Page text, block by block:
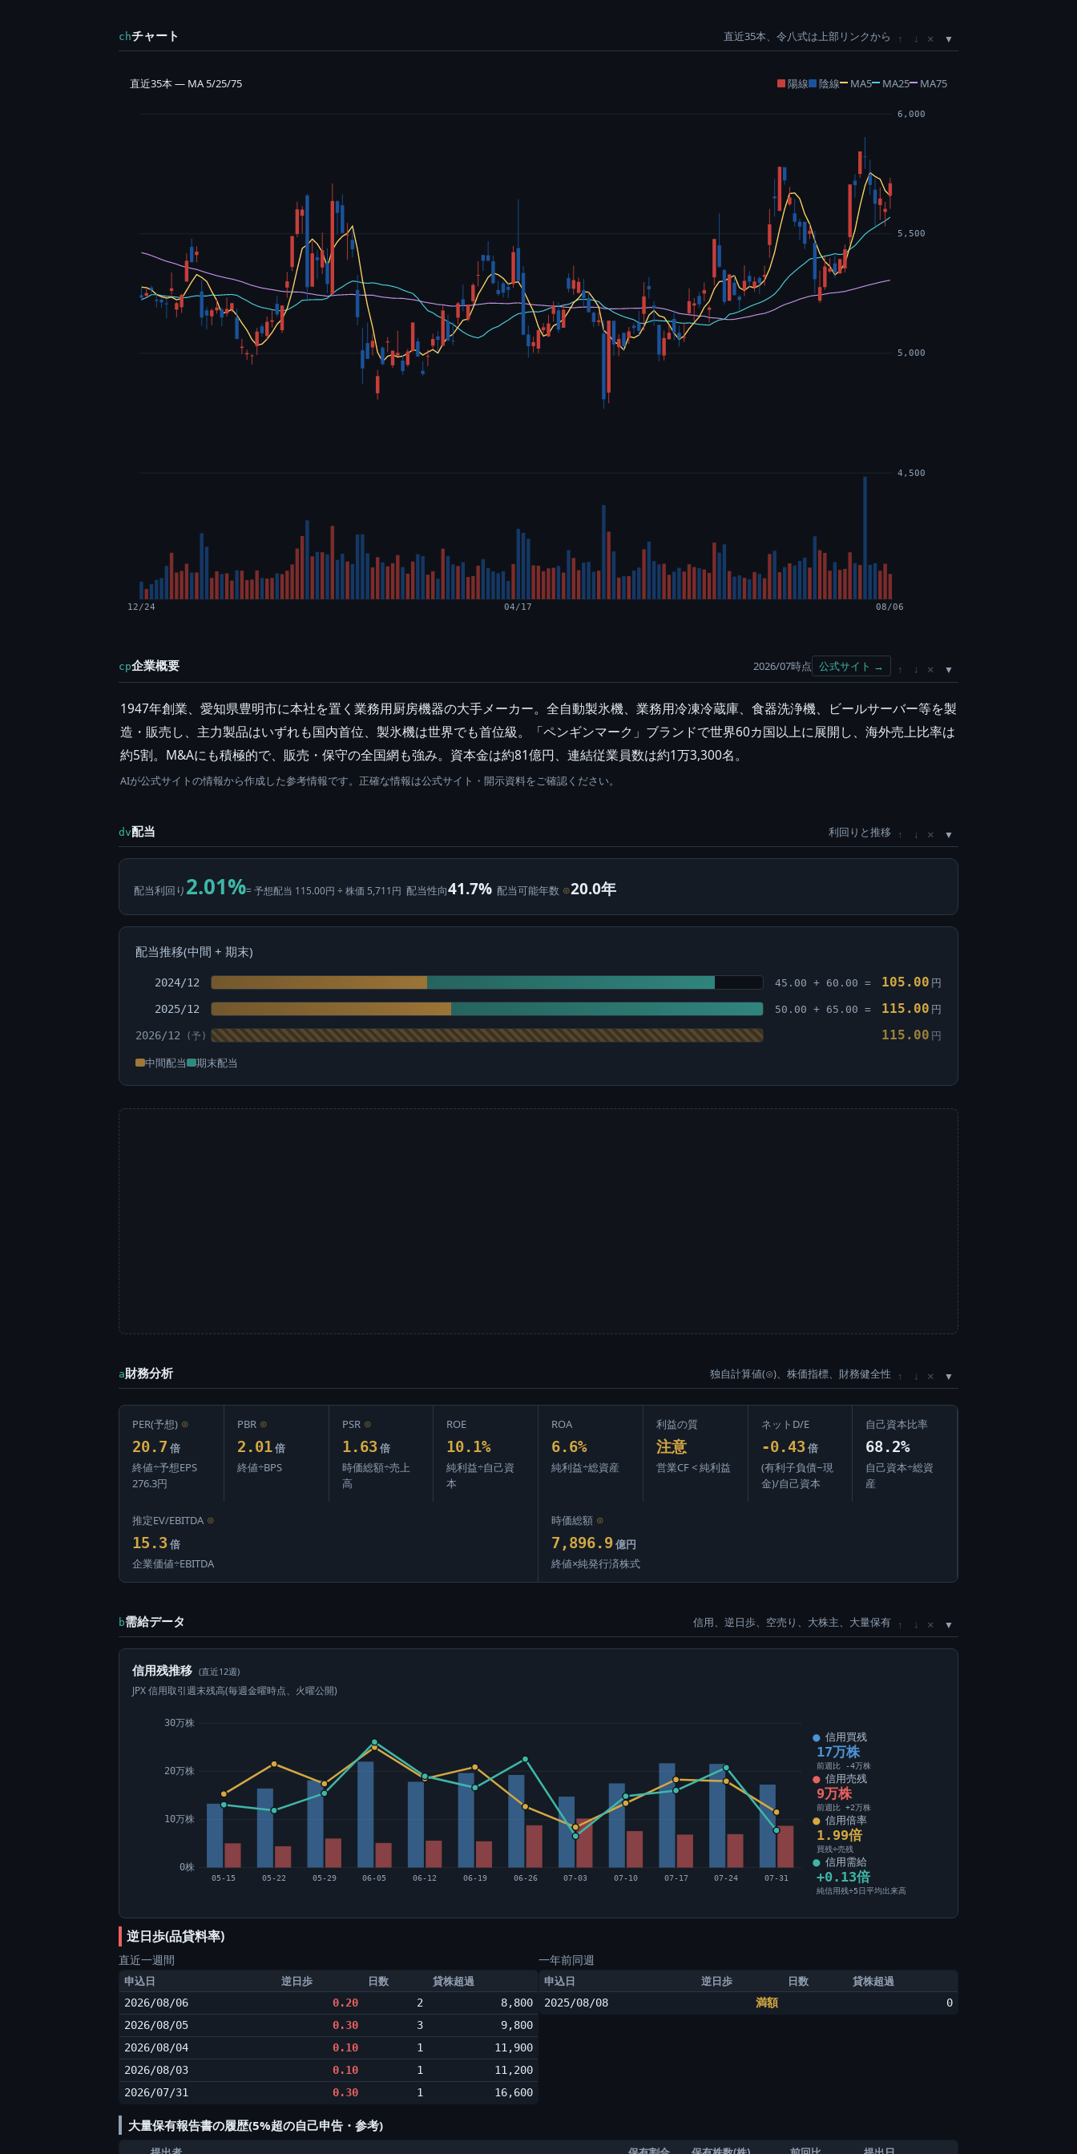
chチャート 直近35本、令八式は上部リンクから ↑ ↓ ×
直近35本 — MA 5/25/75 陽線 陰線 MA5 MA25 MA75
4,500
5,000
5,500
6,000
12/24 04/17 08/06
cp企業概要 2026/07時点 公式サイト → ↑ ↓ ×
1947年創業、愛知県豊明市に本社を置く業務用厨房機器の大手メーカー。全自動製氷機、業務用冷凍冷蔵庫、食器洗浄機、ビールサーバー等を製
造・販売し、主力製品はいずれも国内首位、製氷機は世界でも首位級。「ペンギンマーク」ブランドで世界60カ国以上に展開し、海外売上比率は
約5割。M&Aにも積極的で、販売・保守の全国網も強み。資本金は約81億円、連結従業員数は約1万3,300名。
AIが公式サイトの情報から作成した参考情報です。正確な情報は公式サイト・開示資料をご確認ください。
dv配当 利回りと推移 ↑ ↓ ×
配当利回り 2.01%= 予想配当 115.00円 ÷ 株価 5,711円 配当性向41.7% 配当可能年数 ⊙20.0年
配当推移(中間 + 期末)
2024/12 45.00 + 60.00 = 105.00 円
2025/12 50.00 + 65.00 = 115.00 円
2026/12 115.00 円
中間配当 期末配当
a財務分析 独自計算値(⊙)、株価指標、財務健全性 ↑ ↓ ×
PER(予想) ⊙
20.7 倍
終値÷予想EPS
276.3円
PBR ⊙
2.01 倍
終値÷BPS
PSR ⊙
1.63 倍
時価総額÷売上
高
ROE
10.1%
純利益÷自己資
本
ROA
6.6%
純利益÷総資産
利益の質
注意
営業CF < 純利益
ネットD/E
-0.43 倍
(有利子負債−現
金)/自己資本
自己資本比率
68.2%
自己資本÷総資
産
推定EV/EBITDA ⊙
15.3 倍
企業価値÷EBITDA
時価総額 ⊙
7,896.9 億円
終値×純発行済株式
b需給データ 信用、逆日歩、空売り、大株主、大量保有 ↑ ↓ ×
信用残推移 (直近12週)
JPX 信用取引週末残高(毎週金曜時点、火曜公開)
0株
10万株
20万株
30万株
05-15 05-22 05-29 06-05 06-12 06-19 06-26 07-03 07-10 07-17 07-24 07-31
信用買残
17万株
前週比 -4万株
信用売残
9万株
前週比 +2万株
信用倍率
1.99倍
買残÷売残
信用需給
+0.13倍
純信用残÷5日平均出来高
逆日歩(品貸料率)
直近一週間
申込日 逆日歩 日数 貸株超過
2026/08/06 0.20 2
8,800
2026/08/05
0.30 3
9,800
2026/08/04
0.10 1
11,900
2026/08/03
0.10 1
11,200
2026/07/31
0.30 1 16,600
一年前同週
申込日 逆日歩 日数 貸株超過
2025/08/08 満額 0
大量保有報告書の履歴(5%超の自己申告・参考)